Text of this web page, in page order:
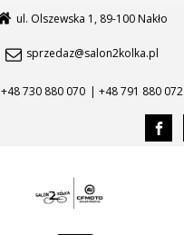
ul. Olszewska 1, 89-100 Nakło
sprzedaz@salon2kolka.pl
+48 730 880 070 | +48 791 880 072